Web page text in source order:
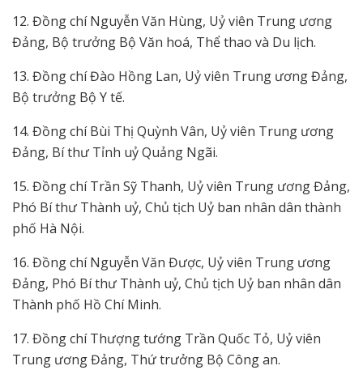
12. Đồng chí Nguyễn Văn Hùng, Uỷ viên Trung ương
Đảng, Bộ trưởng Bộ Văn hoá, Thể thao và Du lịch.
13. Đồng chí Đào Hồng Lan, Uỷ viên Trung ương Đảng,
Bộ trưởng Bộ Y tế.
14. Đồng chí Bùi Thị Quỳnh Vân, Uỷ viên Trung ương
Đảng, Bí thư Tỉnh uỷ Quảng Ngãi.
15. Đồng chí Trần Sỹ Thanh, Uỷ viên Trung ương Đảng,
Phó Bí thư Thành uỷ, Chủ tịch Uỷ ban nhân dân thành
phố Hà Nội.
16. Đồng chí Nguyễn Văn Được, Uỷ viên Trung ương
Đảng, Phó Bí thư Thành uỷ, Chủ tịch Uỷ ban nhân dân
Thành phố Hồ Chí Minh.
17. Đồng chí Thượng tướng Trần Quốc Tỏ, Uỷ viên
Trung ương Đảng, Thứ trưởng Bộ Công an.